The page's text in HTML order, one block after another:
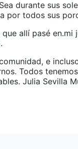
durante sus
por todos sus
allí pasé en.mi
e
Todos
Julia Sevilla